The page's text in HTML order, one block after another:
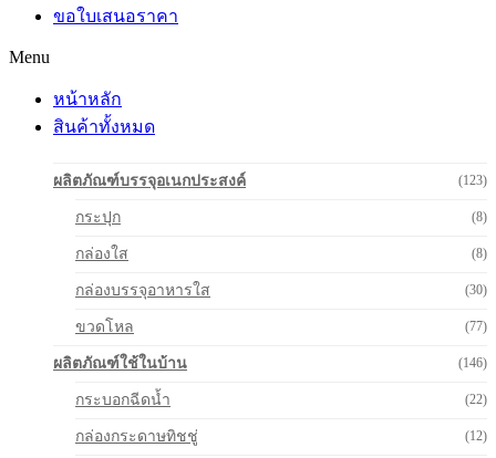
ขอใบเสนอราคา
Menu
หน้าหลัก
สินค้าทั้งหมด
ผลิตภัณฑ์บรรจุอเนกประสงค์ (123)
กระปุก (8)
กล่องใส (8)
กล่องบรรจุอาหารใส (30)
ขวดโหล (77)
ผลิตภัณฑ์ใช้ในบ้าน (146)
กระบอกฉีดน้ำ (22)
กล่องกระดาษทิชชู่ (12)